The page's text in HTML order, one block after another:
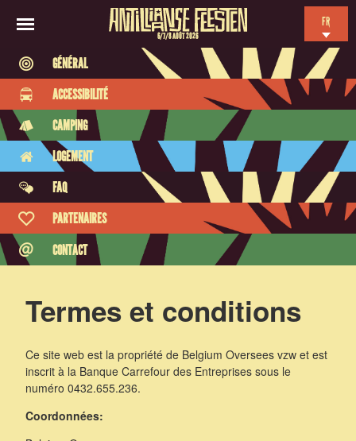
6/7/8 AOÛT 2026
FR
EN
NL
GÉNÉRAL
ACCESSIBILITÉ
CAMPING
LOGEMENT
FAQ
PARTENAIRES
CONTACT
Termes et conditions
Ce site web est la propriété de Belgium Oversees vzw et est
inscrit à la Banque Carrefour des Entreprises sous le
numéro 0432.655.236.
Coordonnées: